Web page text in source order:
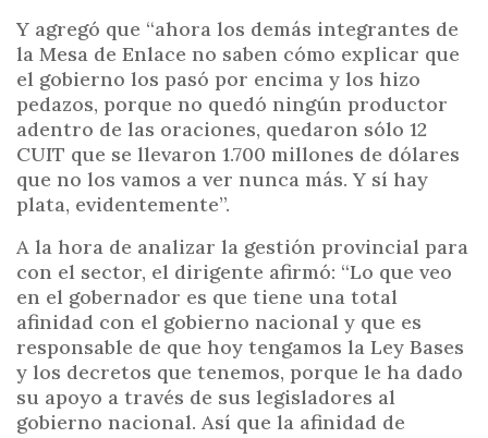
Y agregó que “ahora los demás integrantes de
la Mesa de Enlace no saben cómo explicar que
el gobierno los pasó por encima y los hizo
pedazos, porque no quedó ningún productor
adentro de las oraciones, quedaron sólo 12
CUIT que se llevaron 1.700 millones de dólares
que no los vamos a ver nunca más. Y sí hay
plata, evidentemente”.
A la hora de analizar la gestión provincial para
con el sector, el dirigente afirmó: “Lo que veo
en el gobernador es que tiene una total
afinidad con el gobierno nacional y que es
responsable de que hoy tengamos la Ley Bases
y los decretos que tenemos, porque le ha dado
su apoyo a través de sus legisladores al
gobierno nacional. Así que la afinidad de